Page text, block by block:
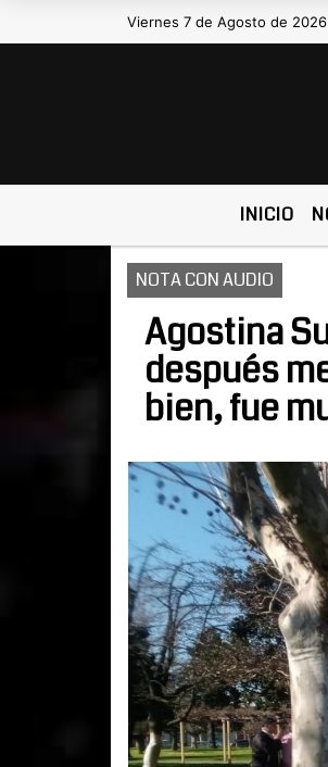
Viernes 7 de Agosto de 2026
Hoy es
INICIO
NOTA CON AUDIO
Agostina
después
bien, fue